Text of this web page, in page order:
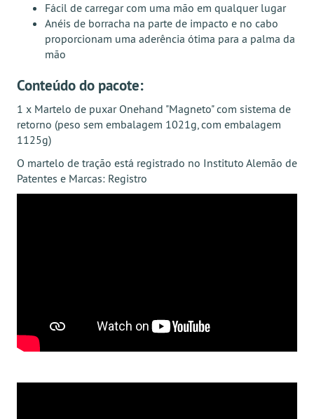
Fácil de carregar com uma mão em qualquer lugar
Anéis de borracha na parte de impacto e no cabo
proporcionam uma aderência ótima para a palma da
mão
Conteúdo do pacote:
1 x Martelo de puxar Onehand "Magneto" com sistema de
retorno (peso sem embalagem 1021g, com embalagem
1125g)
O martelo de tração está registrado no Instituto Alemão de
Patentes e Marcas: Registro